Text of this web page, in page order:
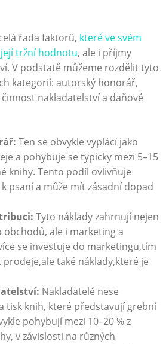
řada faktorů, které ve svém
tržní hodnotu, ale i příjmy
V podstatě můžeme rozdělit tyto
kategorií: autorský honorář,
nakladatelství a daňové
Ten se obvykle vyplácí jako
a pohybuje se typicky mezi 5–15
knihy. Tento podíl ovlivňuje
psaní a může mít zásadní dopad
Tyto náklady zahrnují nejen
ale i marketing a
se investuje do marketingu,tím
také náklady,které je
Nakladatelé nese
tisk knih, které představují grební
pohybují mezi 10–20 % z
v závislosti na různých